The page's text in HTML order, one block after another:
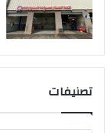
تصنيفات